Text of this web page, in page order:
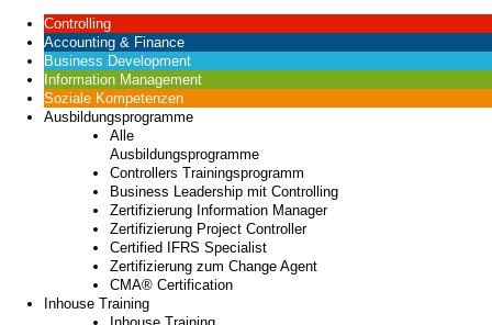
Controlling
Accounting & Finance
Business Development
Information Management
Soziale Kompetenzen
Ausbildungsprogramme
Alle
Ausbildungsprogramme
Controllers Trainingsprogramm
Business Leadership mit Controlling
Zertifizierung Information Manager
Zertifizierung Project Controller
Certified IFRS Specialist
Zertifizierung zum Change Agent
CMA® Certification
Inhouse Training